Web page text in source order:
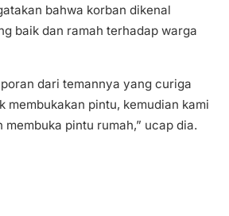
bahwa korban dikenal
baik dan ramah terhadap warga
dari temannya yang curiga
membukakan pintu, kemudian kami
membuka pintu rumah,” ucap dia.